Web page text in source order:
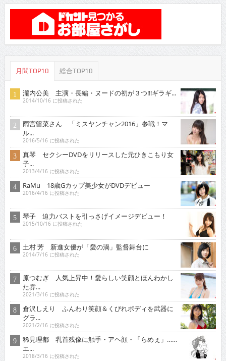
月間TOP10 総合TOP10
瀧内公美 主演・長編・ヌードの初が３つ!!!ギラギ...
2014/10/16 に投稿された
雨宮留菜さん 「ミスヤンチャン2016」参戦！マ
ル...
2016/5/16 に投稿された
真琴 セクシーDVDをリリースした元ひきこもり女
子...
2013/4/16 に投稿された
RaMu 18歳Gカップ美少女がDVDデビュー
2016/4/16 に投稿された
琴子 迫力バストを引っさげイメージデビュー！
2015/10/16 に投稿された
土村 芳 新進女優が「愛の渦」監督舞台に
2014/7/16 に投稿された
原つむぎ 人気上昇中！愛らしい笑顔とほんわかし
た雰...
2021/3/16 に投稿された
倉沢しえり ふんわり笑顔＆くびれボディを武器に
グラ...
2021/2/16 に投稿された
稀見理都 乳首残像に触手・アヘ顔・「らめぇ」……
エ...
2018/3/16 に投稿された